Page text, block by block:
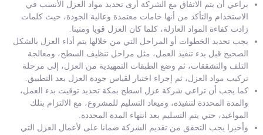
يراعي أن يتم الاتفاق مع الشركة أرى تحديد مواد العزل الأنسب في
الاستخدام والتأكد من أنها خامات معتمدة وعالية الجودة، حيث كلمات
زادت كفاءة المواد العازلة، كلما كان العزل قويا ومتينا.
يجب تحديد الخطوات أو المراحل التي من خلالها يتم أداء العزل بالشكل
الصحيح قبل بدء تنفيذ العمل، مثل مراحل تنظيف السطح، ومعالجة
التلف والتشققات، ثم وضع الطبقات التمهيدية من العزل، إلى مرحلة
تركيب مواد العزل، ثم إجراء اختبار لقياس جودة العزل بعد التطبيق.
كما يجب أن تراعي شركة عزل اسطح بمكة تحديد توقيت بدء العمل،
والمدة المحددة لتنفيذه، وميعاد التسليم للمشروع، مع الالتزام بتلك
المواعيد، حتي يتم التسليم بعد انتهاء المدة المحددة.
وأخيرا يجب التحقق من تقديم الشركة ضمانا على لأعمال العزل التي